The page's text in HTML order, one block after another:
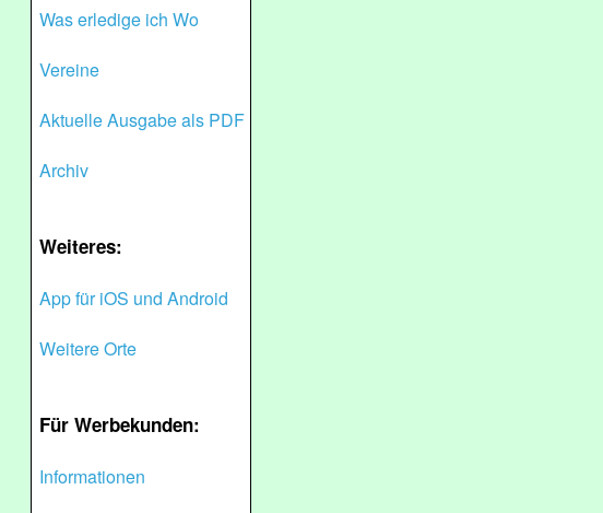
Was erledige ich Wo
Vereine
Aktuelle Ausgabe als PDF
Archiv
Weiteres:
App für iOS und Android
Weitere Orte
Für Werbekunden:
Informationen